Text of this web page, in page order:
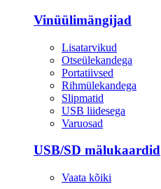
Vinüülimängijad
Lisatarvikud
Otseülekandega
Portatiivsed
Rihmülekandega
Slipmatid
USB liidesega
Varuosad
USB/SD mälukaardid
Vaata kõiki